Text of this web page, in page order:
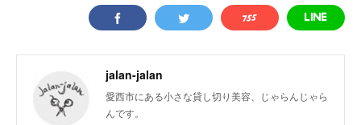
jalan-jalan
愛西市にある小さな貸し切り美容、じゃらんじゃら
んです。